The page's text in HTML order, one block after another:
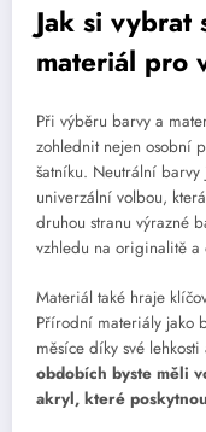
Jak si vybrat
materiál pro
Při výběru barvy a
zohlednit nejen osobní
šatníku. Neutrální
univerzální volbou,
druhou stranu výrazné
vzhledu na originalitě a
Materiál také hraje
Přírodní materiály jako
měsíce díky své
obdobích byste měli
akryl, které